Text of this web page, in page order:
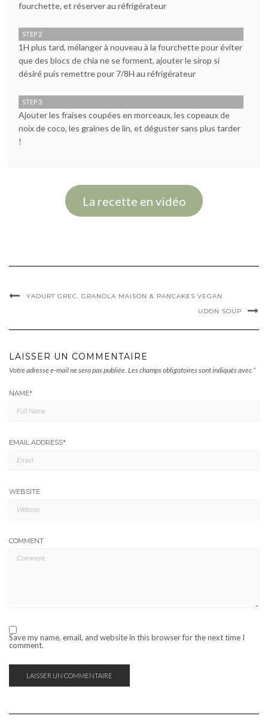
fourchette, et réserver au réfrigérateur
STEP 2
1H plus tard, mélanger à nouveau à la fourchette pour éviter
que des blocs de chia ne se forment, ajouter le sirop si
désiré puis remettre pour 7/8H au réfrigérateur
STEP 3
Ajouter les fraises coupées en morceaux, les copeaux de
noix de coco, les graines de lin, et déguster sans plus tarder
!
La recette en vidéo
YAOURT GREC, GRANOLA MAISON & PANCAKES VEGAN
UDON SOUP
LAISSER UN COMMENTAIRE
Votre adresse e-mail ne sera pas publiée. Les champs obligatoires sont indiqués avec *
NAME*
EMAIL ADDRESS*
WEBSITE
COMMENT
Save my name, email, and website in this browser for the next time I
comment.